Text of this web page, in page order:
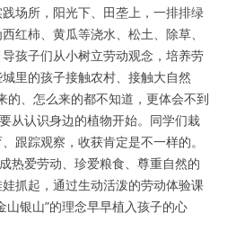
场所，阳光下、田垄上，一排排绿
红柿、黄瓜等浇水、松土、除草、
孩子们从小树立劳动观念，培养劳
里的孩子接触农村、接触大自然
的、怎么来的都不知道，更体会不到
从认识身边的植物开始。同学们栽
跟踪观察，收获肯定是不一样的。
热爱劳动、珍爱粮食、尊重自然的
抓起，通过生动活泼的劳动体验课
银山”的理念早早植入孩子的心